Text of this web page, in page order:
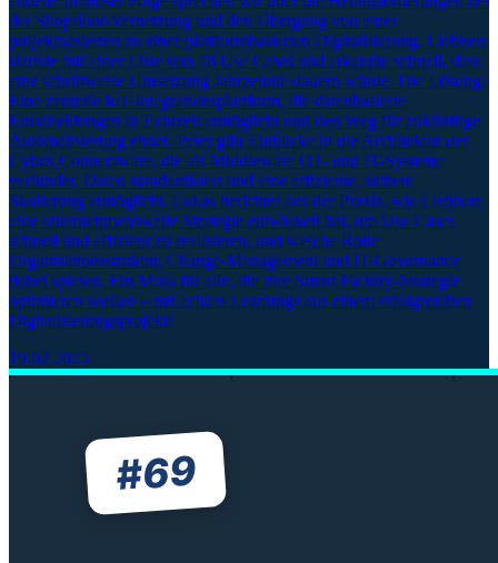
der Shopfloor-Vernetzung und den Übergang von einer
projektbasierten zu einer plattformbasierten Digitalisierung. Liebherr
startete mit einer Liste von 78 Use Cases und erkannte schnell, dass
eine schrittweise Umsetzung Jahrzehnte dauern würde. Die Lösung:
Eine zentrale IoT-Integrationsplattform, die datenbasierte
Entscheidungen in Echtzeit ermöglicht und den Weg für zukünftige
Automatisierung ebnet. Peter gibt Einblicke in die Architektur der
Cybus Connectware, die als Middleware OT- und IT-Systeme
verbindet, Daten standardisiert und eine effiziente, sichere
Skalierung ermöglicht. Lukas berichtet aus der Praxis, wie Liebherr
eine unternehmensweite Strategie entwickelt hat, um Use Cases
schnell und effizient zu realisieren, und welche Rolle
Organisationsstruktur, Change-Management und IT-Governance
dabei spielen. Ein Muss für alle, die ihre Smart Factory-Strategie
optimieren wollen – mit echten Learnings aus einem erfolgreichen
Digitalisierungsprojekt!
19.02.2025
#69